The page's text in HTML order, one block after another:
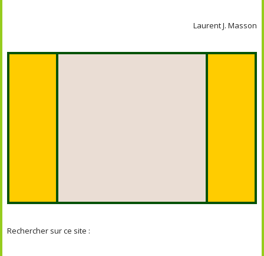
Laurent J. Masson
Rechercher sur ce site :